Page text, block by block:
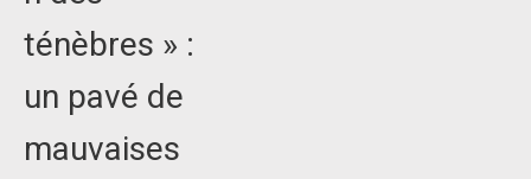
ténèbres » :
un pavé de
mauvaises